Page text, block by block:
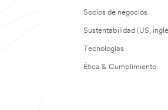
Socios de negocios
Sustentabilidad (US,
Tecnologías
Ética & Cumplimiento